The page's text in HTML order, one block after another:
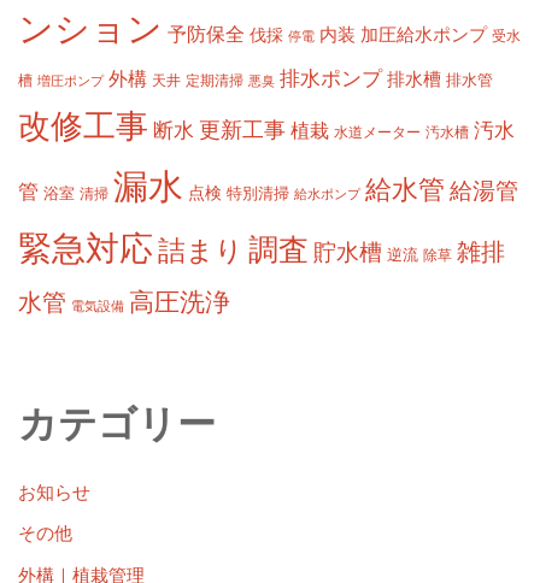
ンション 予防保全 伐採 停電 内装 加圧給水ポンプ 受水
槽 増圧ポンプ 外構 天井 定期清掃 悪臭 排水ポンプ 排水槽 排水管
改修工事 断水 更新工事 植栽 水道メーター 汚水槽 汚水
管 浴室 清掃 漏水 点検 特別清掃 給水ポンプ 給水管 給湯管
緊急対応詰まり 調査 貯水槽 逆流 除草 雑排
水管 電気設備 高圧洗浄
カテゴリー
お知らせ
その他
外構｜植栽管理